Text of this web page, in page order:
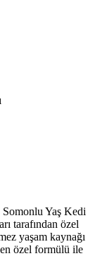
Somonlu Yaş Kedi
tarafından özel
yaşam kaynağı
özel formülü ile